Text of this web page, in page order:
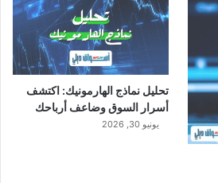
تحليل نماذج الهارمونيك: اكتشف
أسرار السوق وضاعف أرباحك
يونيو 30, 2026